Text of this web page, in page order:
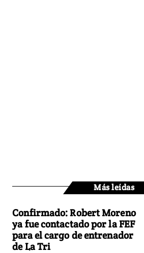
Más leídas
Confirmado: Robert Moreno
ya fue contactado por la FEF
para el cargo de entrenador
de La Tri